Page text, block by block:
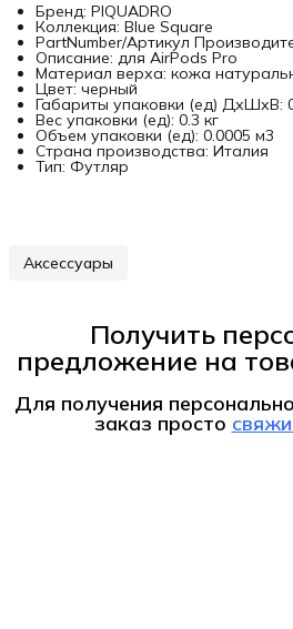
Бренд: PIQUADRO
Коллекция: Blue Square
PartNumber/Артикул
Описание: для AirPods Pro
Материал верха: кожа
Цвет: черный
Габариты упаковки (ед) ДхШхВ:
Вес упаковки (ед): 0.3 кг
Объем упаковки (ед): 0.0005 м3
Страна производства: Италия
Тип: Футляр
Аксессуары
Получить
предложение на
Для получения
заказ просто